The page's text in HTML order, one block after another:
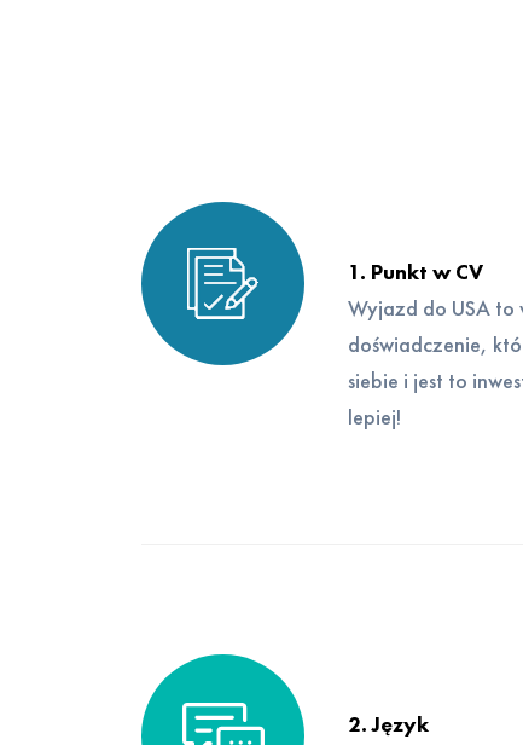
1. Punkt w CV
Wyjazd do USA to
doświadczenie,
siebie i jest to
lepiej!
2. Język